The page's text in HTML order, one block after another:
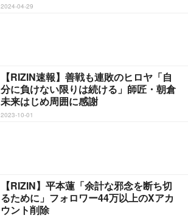
2024-04-29
【RIZIN速報】善戦も連敗のヒロヤ「自
分に負けない限りは続ける」師匠・朝倉
未来はじめ周囲に感謝
2023-10-01
【RIZIN】平本蓮「余計な邪念を断ち切
るために」フォロワー44万以上のXアカ
ウント削除